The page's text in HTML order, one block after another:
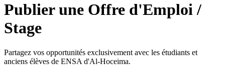
Publier une Offre d'Emploi /
Stage
Partagez vos opportunités exclusivement avec les étudiants et
anciens élèves de ENSA d'Al-Hoceima.